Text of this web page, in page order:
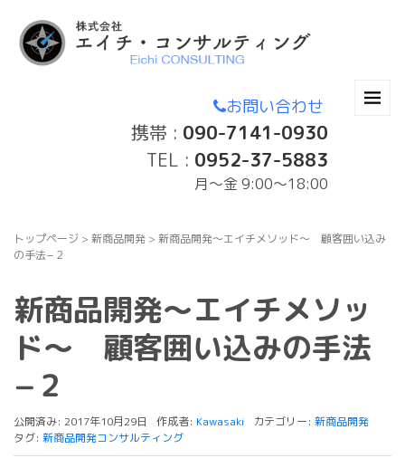
お問い合わせ
携帯 : 090-7141-0930
TEL : 0952-37-5883
月〜金 9:00～18:00
トップページ > 新商品開発 > 新商品開発〜エイチメソッド〜 顧客囲い込み
の手法−２
新商品開発〜エイチメソッ
ド〜 顧客囲い込みの手法
−２
公開済み: 2017年10月29日 作成者: Kawasaki カテゴリー: 新商品開発
タグ: 新商品開発コンサルティング